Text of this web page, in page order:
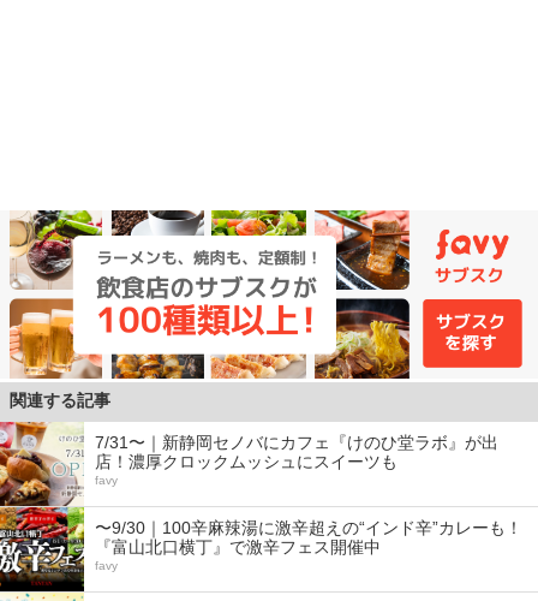
関連する記事
7/31〜｜新静岡セノバにカフェ『けのひ堂ラボ』が出
店！濃厚クロックムッシュにスイーツも
favy
〜9/30｜100辛麻辣湯に激辛超えの“インド辛”カレーも！
『富山北口横丁』で激辛フェス開催中
favy